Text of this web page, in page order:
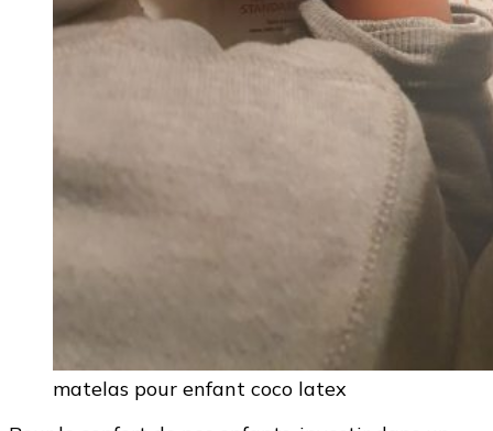
matelas pour enfant coco latex